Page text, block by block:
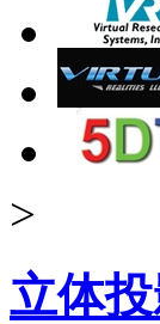
>
立体